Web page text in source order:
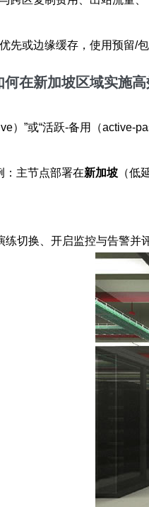
先或边缘缓存，使用预留/
在新加坡区域实施
）”或“活跃-备用（
：主节点部署在新加坡 （低
练切换、开启监控与告警